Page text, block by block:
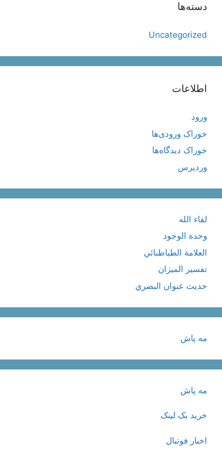
دسته‌ها
Uncategorized
اطلاعات
ورود
خوراک ورودی‌ها
خوراک دیدگاه‌ها
وردپرس
لقاء الله
وحدة الوجود
العلامة الطباطبائي
تفسير الميزان
حديث عنوان البصري
مه پاش
مه پاش
خرید بک لینک
اخبار فوتبال